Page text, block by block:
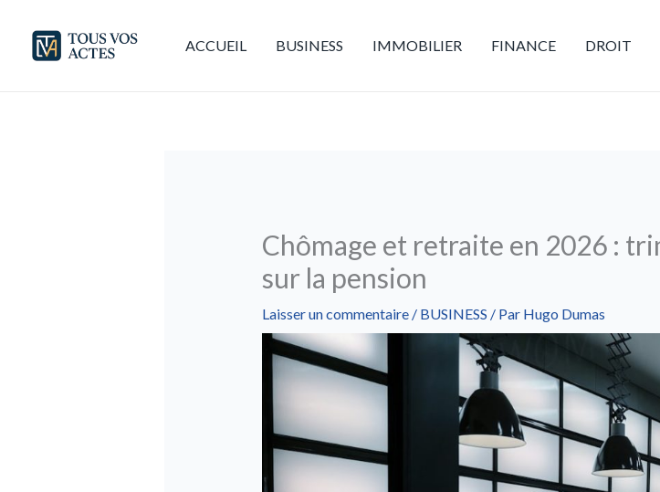
contenu
ACCUEIL BUSINESS IMMOBILIER FINANCE DROIT
Chômage et retraite en 2026 :
sur la pension
Laisser un commentaire / BUSINESS / Par Hugo Dumas